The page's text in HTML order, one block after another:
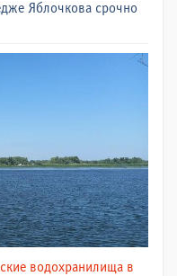
Яблочкова срочно
водохранилища в